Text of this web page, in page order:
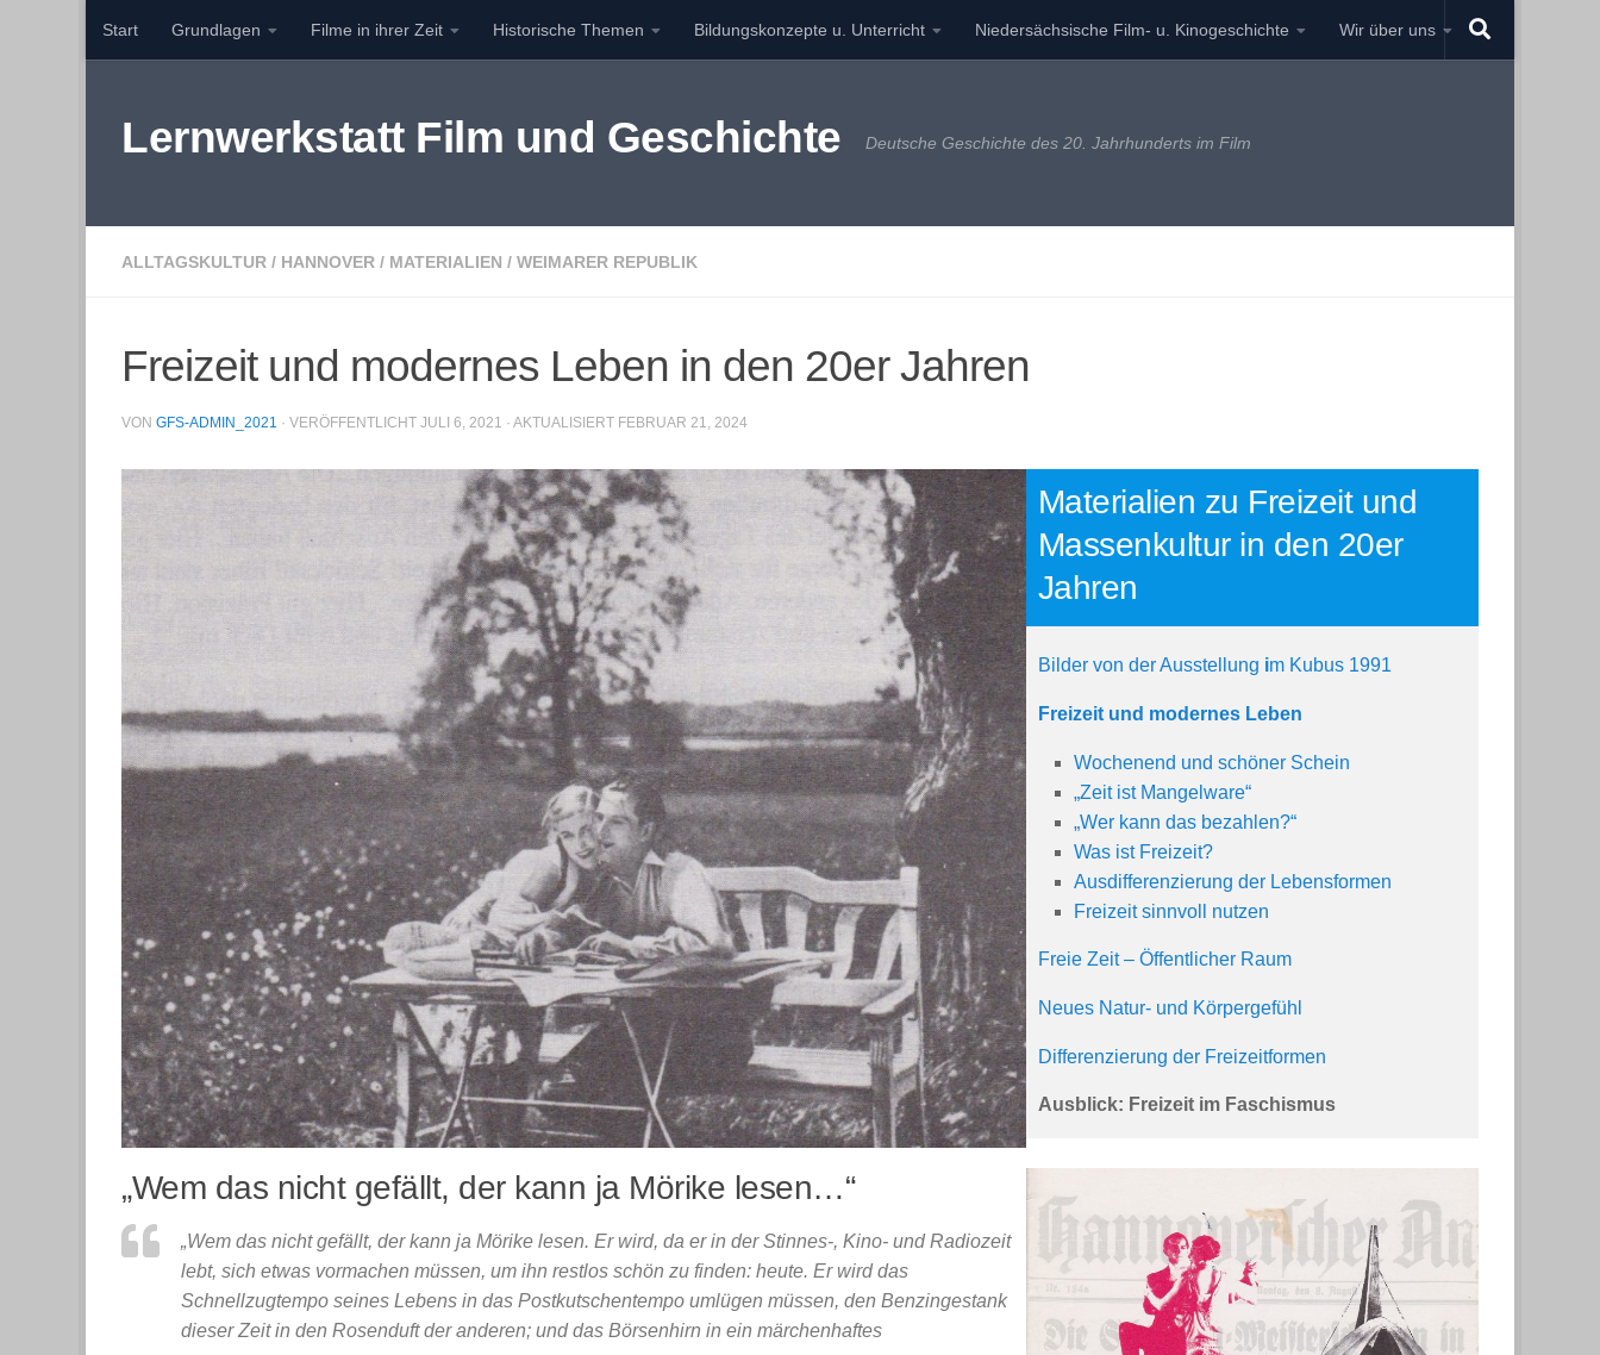
Zum Inhalt springen
Start Grundlagen Filme in ihrer Zeit Historische Themen Bildungskonzepte u. Unterricht Niedersächsische Film- u. Kinogeschichte Wir über uns
Lernwerkstatt Film und Geschichte Deutsche Geschichte des 20. Jahrhunderts im Film
ALLTAGSKULTUR / HANNOVER / MATERIALIEN / WEIMARER REPUBLIK
Freizeit und modernes Leben in den 20er Jahren
VON GFS-ADMIN_2021 · VERÖFFENTLICHT JULI 6, 2021 · AKTUALISIERT FEBRUAR 21, 2024
„Wem das nicht gefällt, der kann ja Mörike lesen…“
„Wem das nicht gefällt, der kann ja Mörike lesen. Er wird, da er in der Stinnes-, Kino- und Radiozeit
lebt, sich etwas vormachen müssen, um ihn restlos schön zu finden: heute. Er wird das
Schnellzugtempo seines Lebens in das Postkutschentempo umlügen müssen, den Benzingestank
dieser Zeit in den Rosenduft der anderen; und das Börsenhirn in ein märchenhaftes
Materialien zu Freizeit und
Massenkultur in den 20er
Jahren
Bilder von der Ausstellung im Kubus 1991
Freizeit und modernes Leben
Wochenend und schöner Schein
„Zeit ist Mangelware“
„Wer kann das bezahlen?“
Was ist Freizeit?
Ausdifferenzierung der Lebensformen
Freizeit sinnvoll nutzen
Freie Zeit – Öffentlicher Raum
Neues Natur- und Körpergefühl
Differenzierung der Freizeitformen
Ausblick: Freizeit im Faschismus